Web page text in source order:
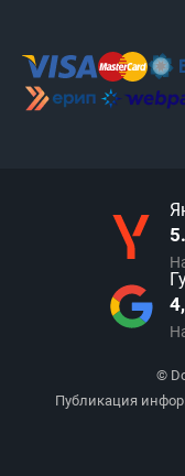
©
Публикация